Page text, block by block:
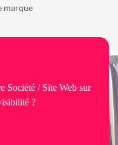
marque
Société / Site Web sur
?